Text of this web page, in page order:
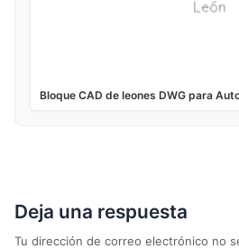
Bloque CAD de leones DWG para
Deja una respuesta
Tu dirección de correo electrónico no